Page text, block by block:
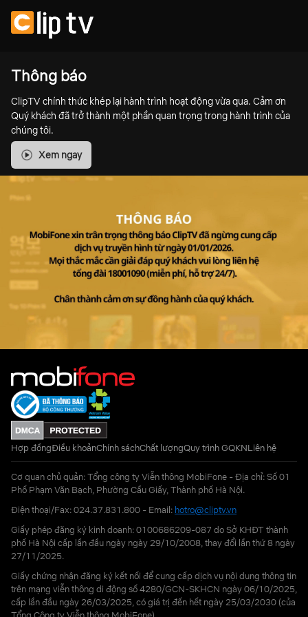
Thông báo
ClipTV chính thức khép lại hành trình hoạt động vừa qua. Cảm ơn
Quý khách đã trở thành một phần quan trọng trong hành trình của
chúng tôi.
Xem ngay
Hợp đồngĐiều khoảnChính sáchChất lượngQuy trình GQKNLiên hệ
Cơ quan chủ quản: Tổng công ty Viễn thông MobiFone - Địa chỉ: Số 01
Phố Phạm Văn Bạch, Phường Cầu Giấy, Thành phố Hà Nội.
Điện thoại/Fax: 024.37.831.800 - Email: hotro@cliptv.vn
Giấy phép đăng ký kinh doanh: 0100686209-087 do Sở KHĐT thành
phố Hà Nội cấp lần đầu ngày ngày 29/10/2008, thay đổi lần thứ 8 ngày
27/11/2025.
Giấy chứng nhận đăng ký kết nối để cung cấp dịch vụ nội dung thông tin
trên mạng viễn thông di động số 4280/GCN-SKHCN ngày 06/10/2025,
cấp lần đầu ngày 26/03/2025, có giá trị đến hết ngày 25/03/2030 (của